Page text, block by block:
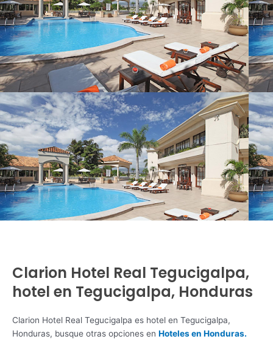
Clarion Hotel Real Tegucigalpa,
hotel en Tegucigalpa, Honduras
Clarion Hotel Real Tegucigalpa es hotel en Tegucigalpa,
Honduras, busque otras opciones en Hoteles en Honduras.